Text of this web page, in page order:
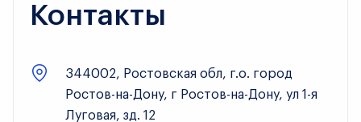
Контакты
344002, Ростовская обл, г.о. город
Ростов-на-Дону, г Ростов-на-Дону, ул 1-я
Луговая, зд. 12